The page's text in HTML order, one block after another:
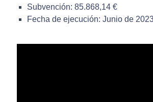
Subvención: 85.868,14 €
Fecha de ejecución: Junio de